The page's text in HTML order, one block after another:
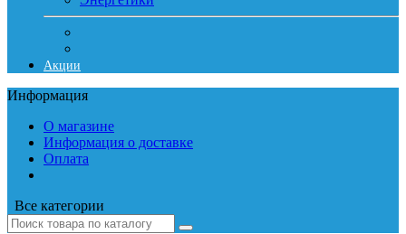
Акции
Информация
О магазине
Информация о доставке
Оплата
Все категории